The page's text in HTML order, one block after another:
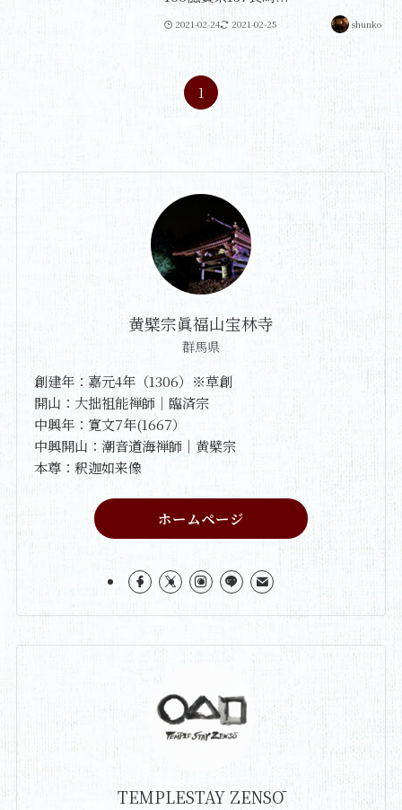
2021-02-24 2021-02-25 shunko
1
黄檗宗眞福山宝林寺
群馬県
創建年：嘉元4年（1306）※草創
開山：大拙祖能禅師｜臨済宗
中興年：寛文7年(1667）
中興開山：潮音道海禅師｜黄檗宗
本尊：釈迦如来像
ホームページ
TEMPLESTAY ZENSŌ